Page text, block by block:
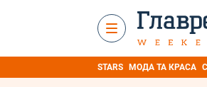
STARS МОДА ТА КРАСА